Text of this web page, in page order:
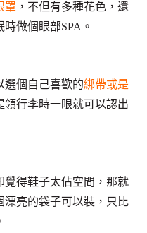
罩 ，不但有多種花色，還
做個眼部SPA。
選個自己喜歡的綁帶或是
領行李時一眼就可以認出
覺得鞋子太佔空間，那就
漂亮的袋子可以裝，只比